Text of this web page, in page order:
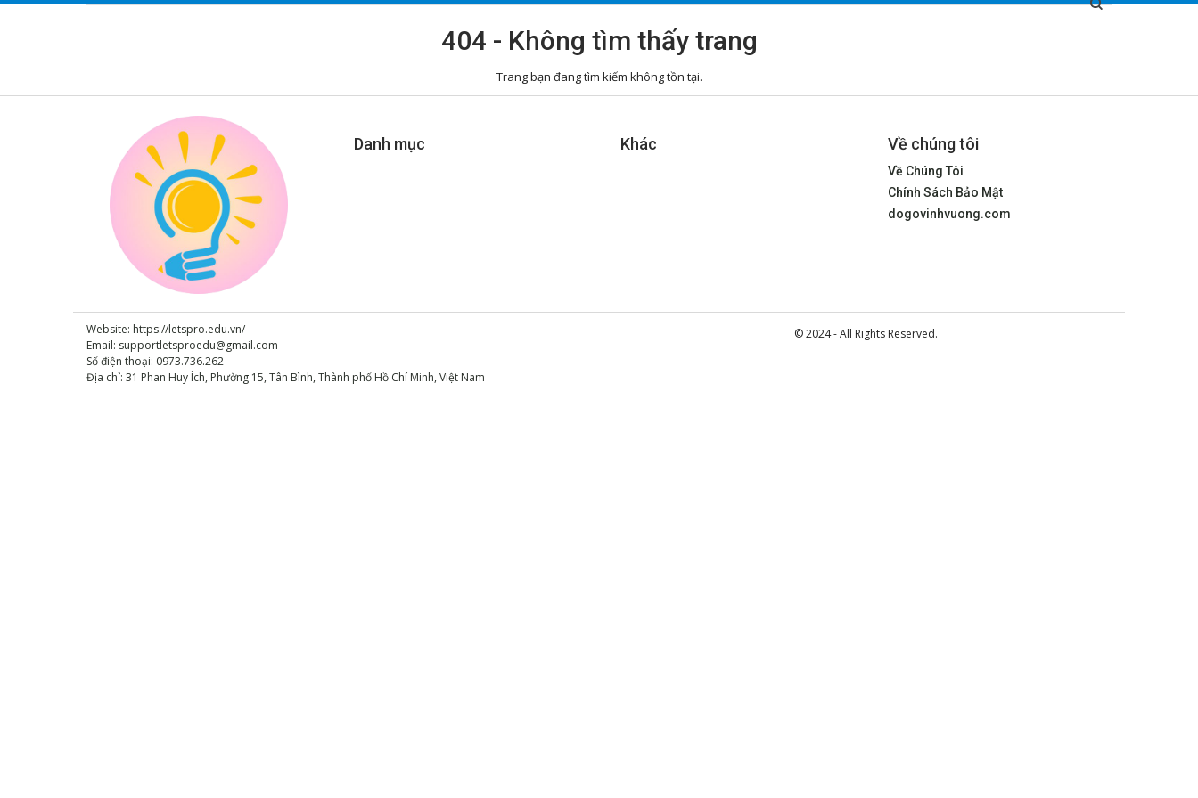
404 - Không tìm thấy trang
Trang bạn đang tìm kiếm không tồn tại.
Danh mục Khác Về chúng tôi
Về Chúng Tôi
Chính Sách Bảo Mật
dogovinhvuong.com
Website: https://letspro.edu.vn/
Email: supportletsproedu@gmail.com
Số điện thoại: 0973.736.262
Địa chỉ: 31 Phan Huy Ích, Phường 15, Tân Bình, Thành phố Hồ Chí Minh, Việt Nam
© 2024 - All Rights Reserved.